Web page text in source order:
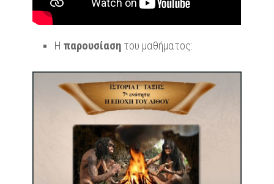
Ηπαρουσίαση του μαθήματος: